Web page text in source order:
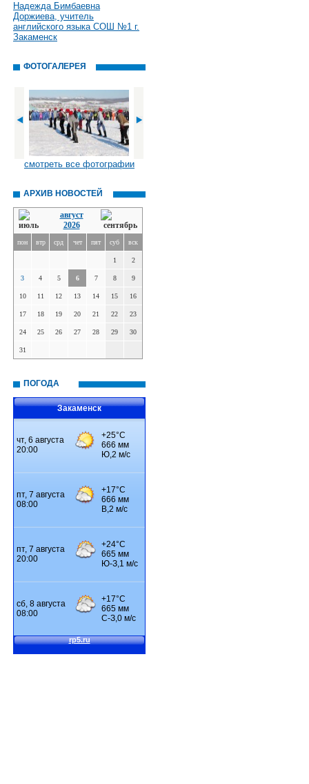
Надежда Бимбаевна
Доржиева, учитель
английского языка СОШ №1 г.
Закаменск
ФОТОГАЛЕРЕЯ
смотреть все фотографии
АРХИВ НОВОСТЕЙ
август
2026
пон втр срд чет пят суб вск
1 2
3 4 5 6 7 8 9
10 11 12 13 14 15 16
17 18 19 20 21 22 23
24 25 26 27 28 29 30
31
ПОГОДА
Закаменск